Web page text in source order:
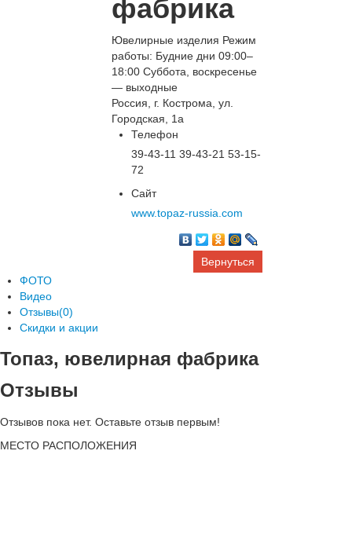
фабрика
Ювелирные изделия Режим
работы: Будние дни 09:00–
18:00 Суббота, воскресенье
— выходные
Россия, г. Кострома, ул.
Городская, 1а
Телефон
39-43-11 39-43-21 53-15-
72
Сайт
www.topaz-russia.com
Вернуться
ФОТО
Видео
Отзывы(0)
Скидки и акции
Топаз, ювелирная фабрика
Отзывы
Отзывов пока нет. Оставьте отзыв первым!
МЕСТО РАСПОЛОЖЕНИЯ